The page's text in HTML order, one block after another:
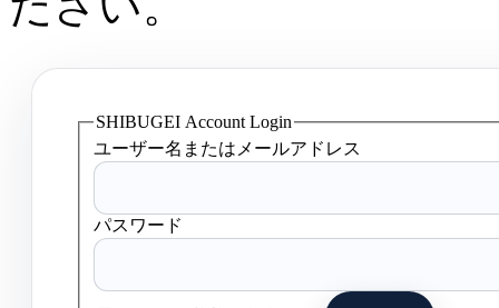
SHIBUGEI Account Login
ユーザー名またはメールアドレス
パスワード